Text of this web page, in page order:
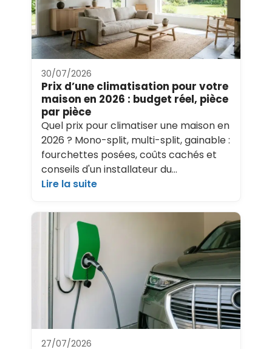
30/07/2026
Prix d’une climatisation pour votre
maison en 2026 : budget réel, pièce
par pièce
Quel prix pour climatiser une maison en
2026 ? Mono-split, multi-split, gainable :
fourchettes posées, coûts cachés et
conseils d'un installateur du…
Lire la suite
27/07/2026